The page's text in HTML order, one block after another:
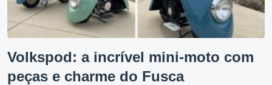
Volkspod: a incrível mini-moto com
peças e charme do Fusca